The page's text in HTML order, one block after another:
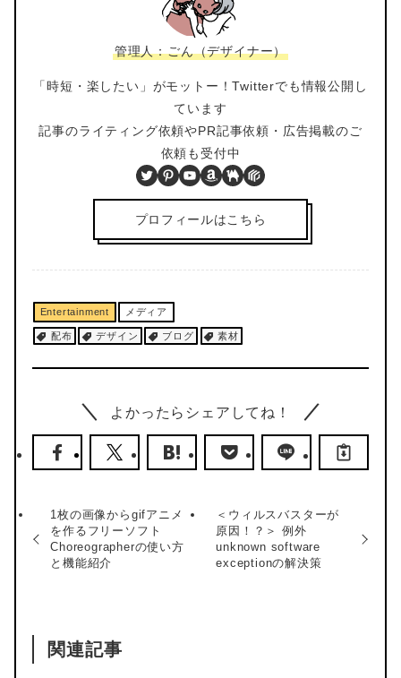
管理人：ごん（デザイナー）
「時短・楽したい」がモットー！Twitterでも情報公開し
ています
記事のライティング依頼やPR記事依頼・広告掲載のご
依頼も受付中
TwitterPinterest
YouTube
Amazon
BOOTH
PIXTA
プロフィールはこちら
Entertainment メディア
配布 デザイン ブログ 素材
よかったらシェアしてね！
1枚の画像からgifアニメ
を作るフリーソフト
Choreographerの使い方
と機能紹介
＜ウィルスバスターが
原因！？＞ 例外
unknown software
exceptionの解決策
関連記事